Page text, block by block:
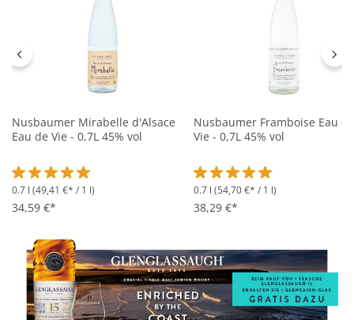
Nusbaumer Mirabelle d'Alsace
Eau de Vie - 0,7L 45% vol
Durchschnittliche Bewertung von 5 von 5 Sternen
0.7 l (49,41 €* / 1 l)
34,59 €*
Nusbaumer Framboise Eau de
Vie - 0,7L 45% vol
Durchschnittliche
0.7 l (54,70 €* / 1 l)
38,29 €*